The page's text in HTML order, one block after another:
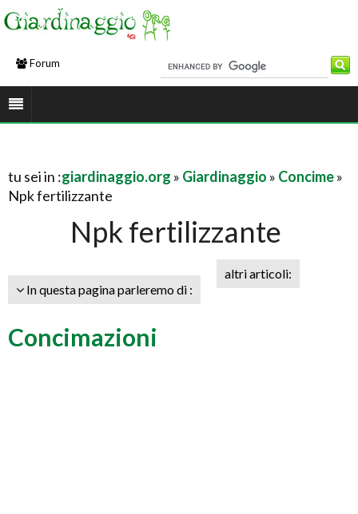
Forum
tu sei in :giardinaggio.org » Giardinaggio » Concime»
Npk fertilizzante
Npk fertilizzante
In questa pagina parleremo di :
altri articoli:
Concimazioni